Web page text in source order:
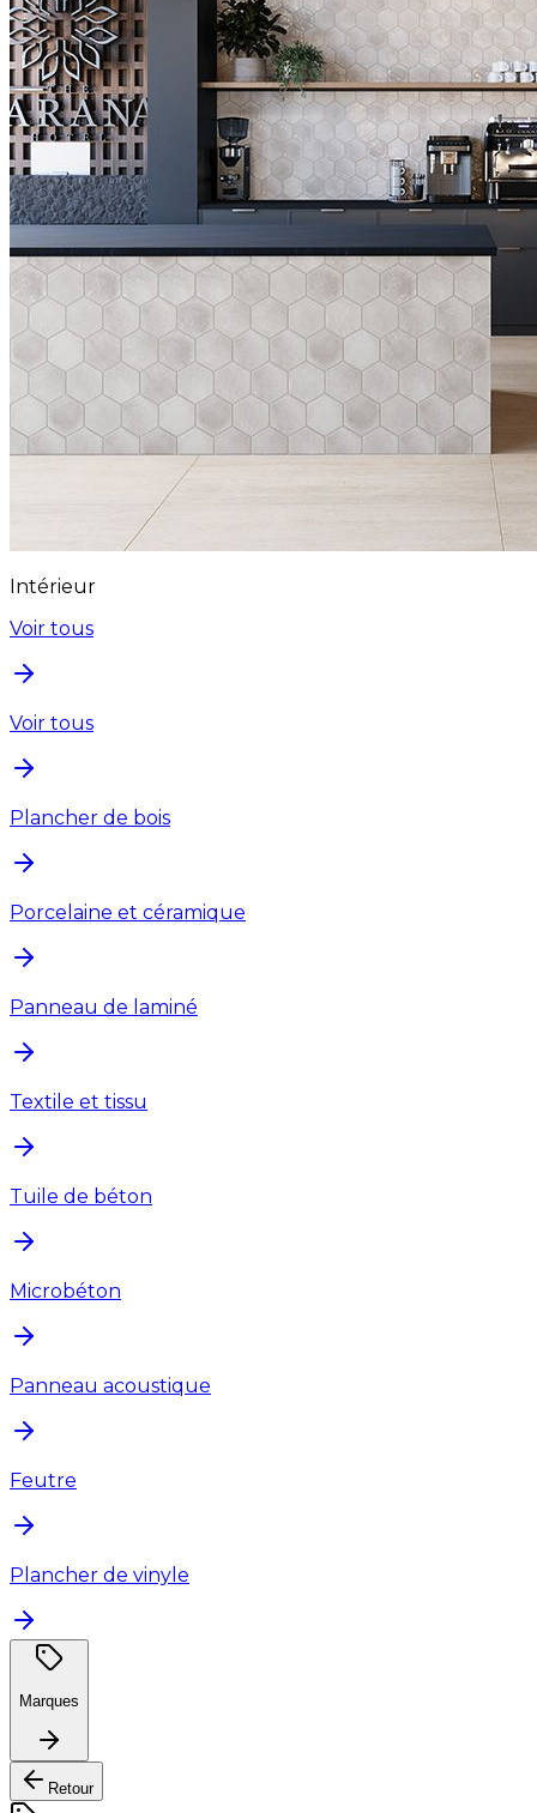
Intérieur
Voir tous
Voir tous
Plancher de bois
Porcelaine et céramique
Panneau de laminé
Textile et tissu
Tuile de béton
Microbéton
Panneau acoustique
Feutre
Plancher de vinyle
Marques
Retour